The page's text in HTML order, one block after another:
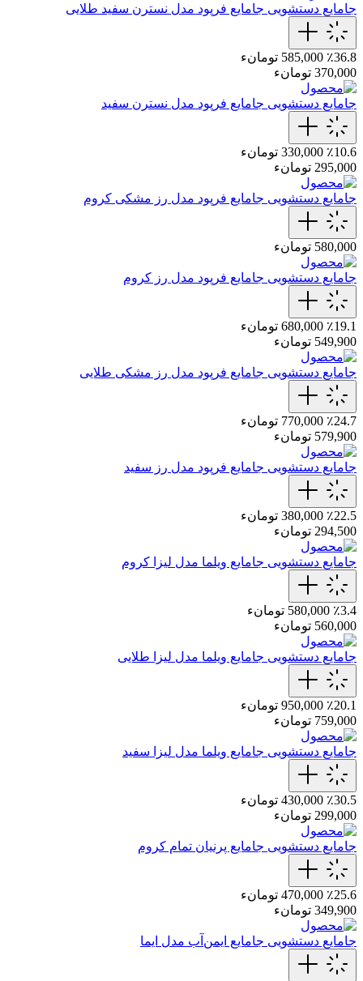
جامایع دستشویی جامایع‌ فرپود مدل نسترن‌ سفید‌ طلایی
٪36.8 585,000 تومانء
370,000 تومانء
جامایع دستشویی جامایع‌ فرپود مدل نسترن‌‌ سفید
٪10.6 330,000 تومانء
295,000 تومانء
جامایع دستشویی جامایع‌ فرپود مدل‌ رز‌ مشکی کروم
580,000 تومانء
جامایع دستشویی جامایع‌ فرپود مدل رز‌ کروم
٪19.1 680,000 تومانء
549,900 تومانء
جامایع دستشویی جامایع‌ فرپود مدل رز‌ مشکی‌ طلایی
٪24.7 770,000 تومانء
579,900 تومانء
جامایع دستشویی جامایع فرپود مدل رز سفید
٪22.5 380,000 تومانء
294,500 تومانء
جامایع دستشویی جامایع ویلما مدل لیزا کروم
٪3.4 580,000 تومانء
560,000 تومانء
جامایع دستشویی جامایع ویلما مدل لیزا طلایی
٪20.1 950,000 تومانء
759,000 تومانء
جامایع دستشویی جامایع ویلما مدل لیزا سفید
٪30.5 430,000 تومانء
299,000 تومانء
جامایع دستشویی جامایع پرنیان تمام کروم
٪25.6 470,000 تومانء
349,900 تومانء
جامایع دستشویی جامایع ایمن‌آب مدل ایما